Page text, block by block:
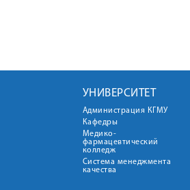
УНИВЕРСИТЕТ
Администрация КГМУ
Кафедры
Медико-
фармацевтический
колледж
Система менеджмента
качества